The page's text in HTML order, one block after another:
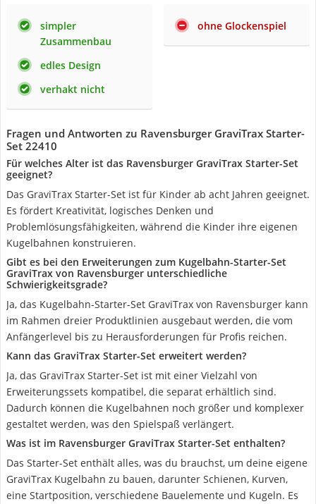
simpler
Zusammenbau
edles Design
verhakt nicht
ohne Glockenspiel
Fragen und Antworten zu Ravensburger GraviTrax Starter-
Set 22410
Für welches Alter ist das Ravensburger GraviTrax Starter-Set
geeignet?
Das GraviTrax Starter-Set ist für Kinder ab acht Jahren geeignet.
Es fördert Kreativität, logisches Denken und
Problemlösungsfähigkeiten, während die Kinder ihre eigenen
Kugelbahnen konstruieren.
Gibt es bei den Erweiterungen zum Kugelbahn-Starter-Set
GraviTrax von Ravensburger unterschiedliche
Schwierigkeitsgrade?
Ja, das Kugelbahn-Starter-Set GraviTrax von Ravensburger kann
im Rahmen dreier Produktlinien ausgebaut werden, die vom
Anfängerlevel bis zu Herausforderungen für Profis reichen.
Kann das GraviTrax Starter-Set erweitert werden?
Ja, das GraviTrax Starter-Set ist mit einer Vielzahl von
Erweiterungssets kompatibel, die separat erhältlich sind.
Dadurch können die Kugelbahnen noch größer und komplexer
gestaltet werden, was den Spielspaß verlängert.
Was ist im Ravensburger GraviTrax Starter-Set enthalten?
Das Starter-Set enthält alles, was du brauchst, um deine eigene
GraviTrax Kugelbahn zu bauen, darunter Schienen, Kurven,
eine Startposition, verschiedene Bauelemente und Kugeln. Es